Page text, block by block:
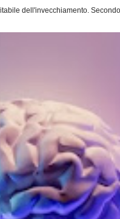
dell'invecchiamento.